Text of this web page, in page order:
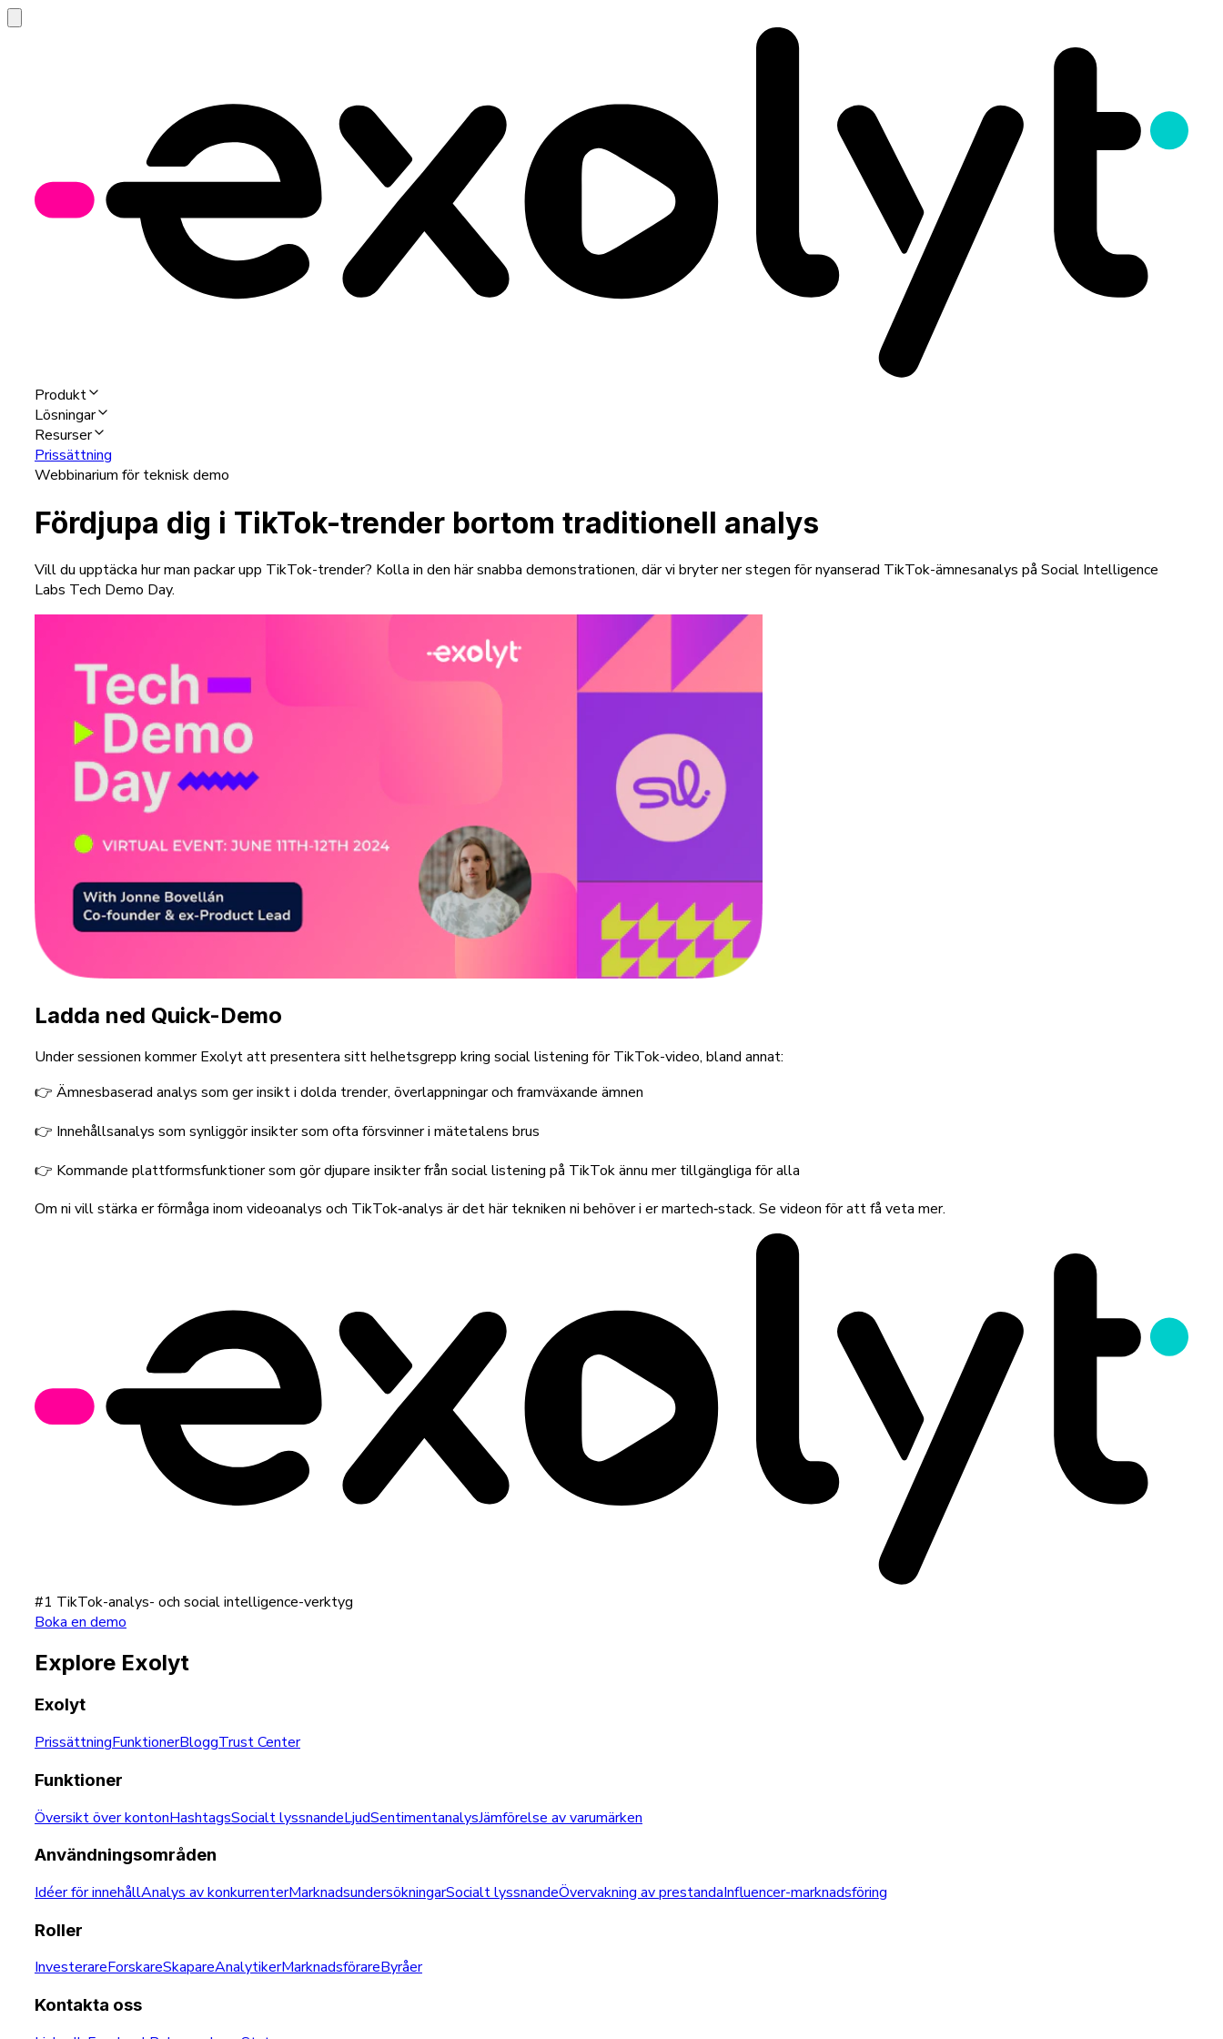
Produkt
Lösningar
Resurser
Prissättning
Webbinarium för teknisk demo
Fördjupa dig i TikTok-trender bortom traditionell analys
Vill du upptäcka hur man packar upp TikTok-trender? Kolla in den här snabba demonstrationen, där vi bryter ner stegen för nyanserad TikTok-ämnesanalys på Social Intelligence
Labs Tech Demo Day.
Ladda ned Quick-Demo
Under sessionen kommer Exolyt att presentera sitt helhetsgrepp kring social listening för TikTok-video, bland annat:
👉 Ämnesbaserad analys som ger insikt i dolda trender, överlappningar och framväxande ämnen
👉 Innehållsanalys som synliggör insikter som ofta försvinner i mätetalens brus
👉 Kommande plattformsfunktioner som gör djupare insikter från social listening på TikTok ännu mer tillgängliga för alla
Om ni vill stärka er förmåga inom videoanalys och TikTok‑analys är det här tekniken ni behöver i er martech‑stack. Se videon för att få veta mer.
#1 TikTok-analys- och social intelligence-verktyg
Boka en demo
Explore Exolyt
Exolyt
PrissättningFunktionerBloggTrust Center
Funktioner
Översikt över kontonHashtagsSocialt lyssnandeLjudSentimentanalysJämförelse av varumärken
Användningsområden
Idéer för innehållAnalys av konkurrenterMarknadsundersökningarSocialt lyssnandeÖvervakning av prestandaInfluencer-marknadsföring
Roller
InvesterareForskareSkapareAnalytikerMarknadsförareByråer
Kontakta oss